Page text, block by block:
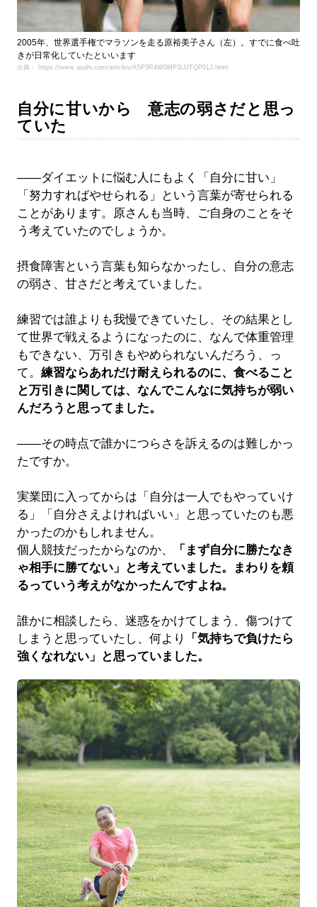
2005年、世界選手権でマラソンを走る原裕美子さん（左）。すでに食べ吐
きが日常化していたといいます
出典： https://www.asahi.com/articles/ASP3R4W0MP3LUTQP01J.html
自分に甘いから 意志の弱さだと思っ
ていた
――ダイエットに悩む人にもよく「自分に甘い」
「努力すればやせられる」という言葉が寄せられる
ことがあります。原さんも当時、ご自身のことをそ
う考えていたのでしょうか。
摂食障害という言葉も知らなかったし、自分の意志
の弱さ、甘さだと考えていました。
練習では誰よりも我慢できていたし、その結果とし
て世界で戦えるようになったのに、なんで体重管理
もできない、万引きもやめられないんだろう、っ
て。 練習ならあれだけ耐えられるのに、食べること
と万引きに関しては、なんでこんなに気持ちが弱い
んだろうと思ってました。
――その時点で誰かにつらさを訴えるのは難しかっ
たですか。
実業団に入ってからは「自分は一人でもやっていけ
る」「自分さえよければいい」と思っていたのも悪
かったのかもしれません。
個人競技だったからなのか、
「まず自分に勝たなき
ゃ相手に勝てない」と考えていました。まわりを頼
るっていう考えがなかったんですよね。
誰かに相談したら、迷惑をかけてしまう、傷つけて
しまうと思っていたし、何より
「気持ちで負けたら
強くなれない」と思っていました。